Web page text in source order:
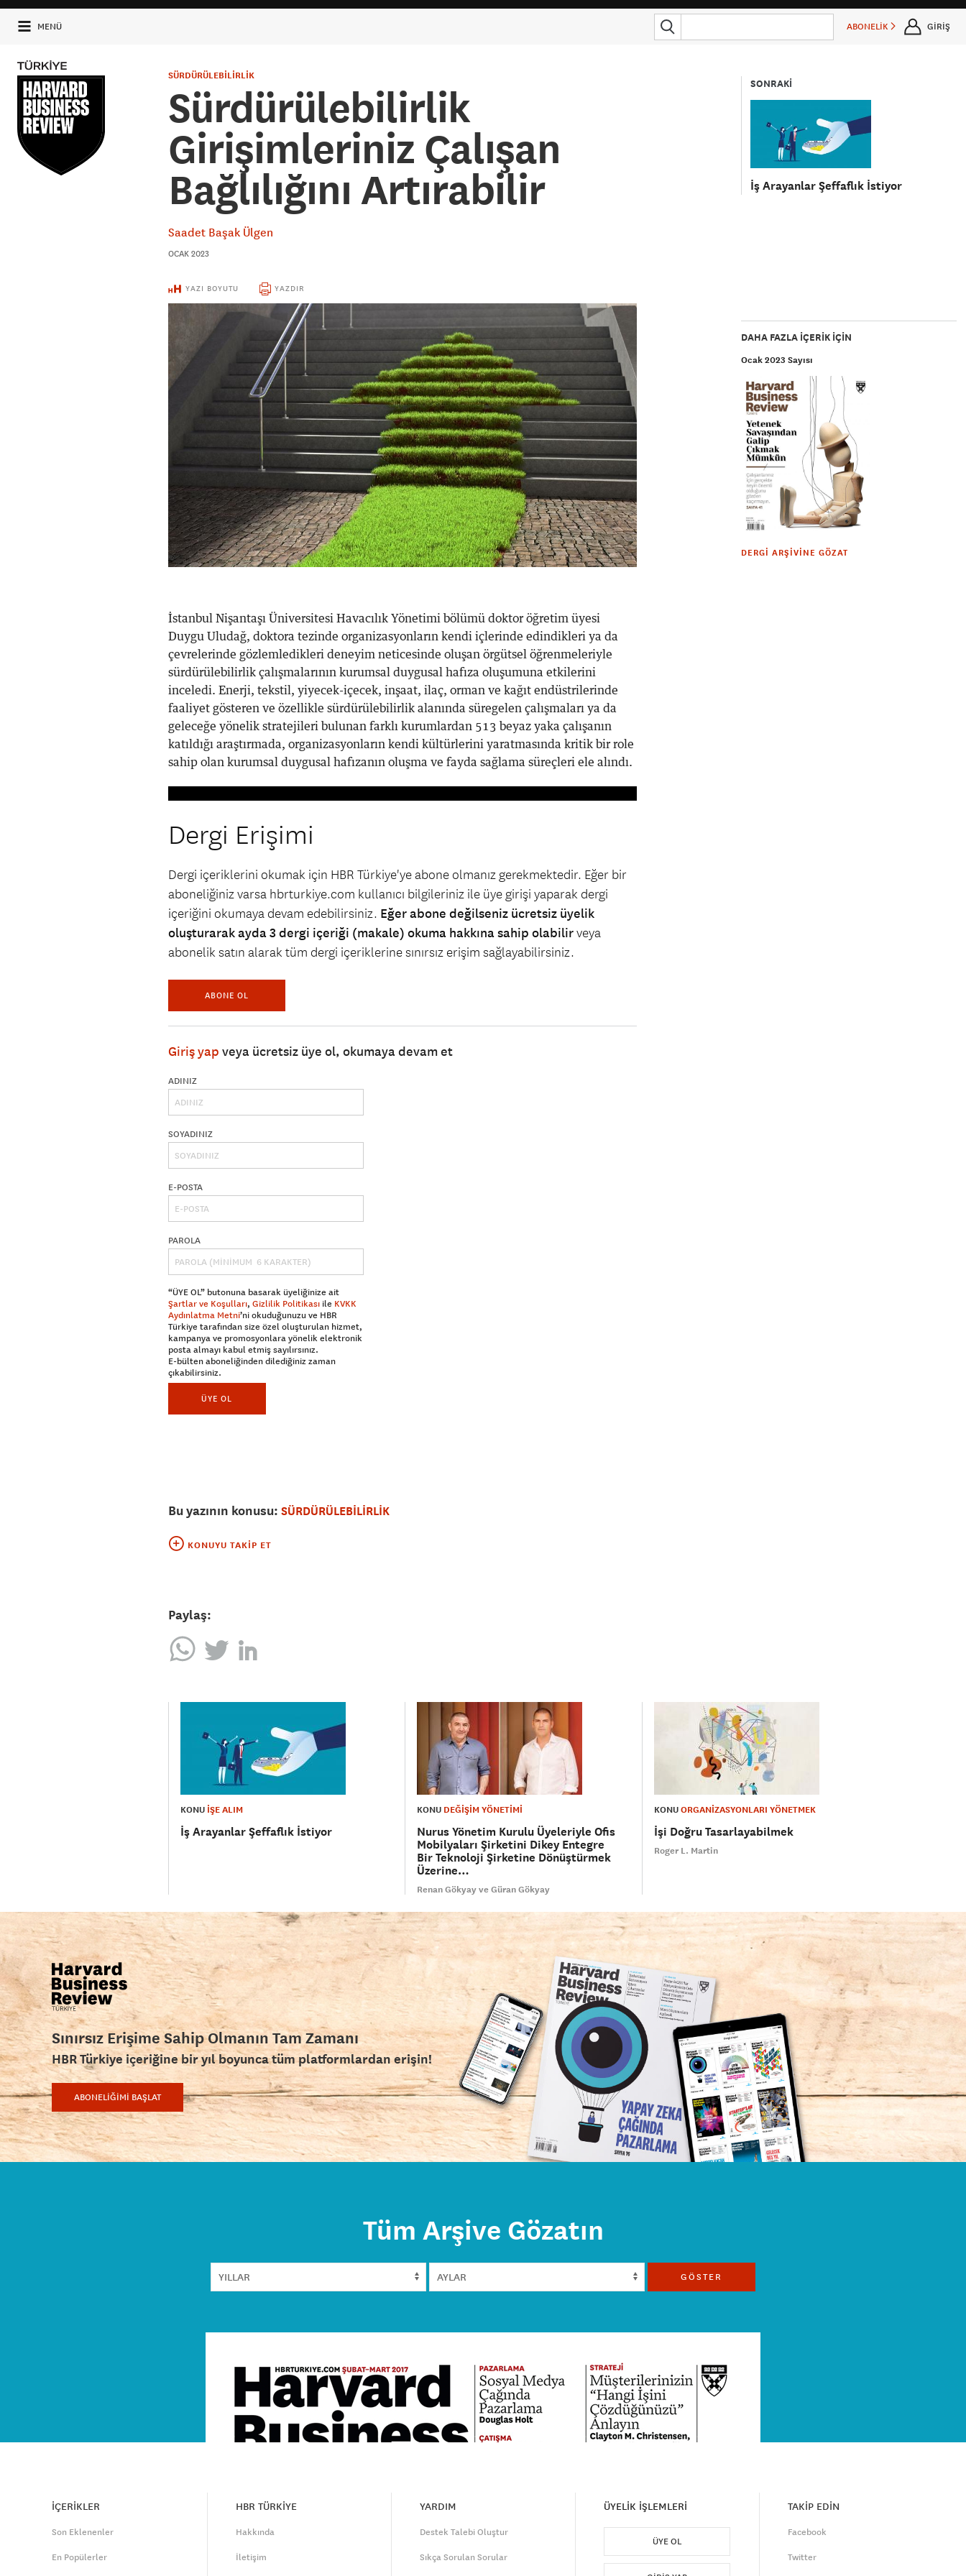
MENÜ ABONELİK GİRİŞ
SONRAKİ
İş Arayanlar Şeffaflık İstiyor
SÜRDÜRÜLEBİLİRLİK
Sürdürülebilirlik
Girişimleriniz Çalışan
Bağlılığını Artırabilir
Saadet Başak Ülgen
OCAK 2023
YAZI BOYUTU YAZDIR
DAHA FAZLA IÇERIK IÇIN
Ocak 2023 Sayısı
DERGI ARŞIVINE GÖZAT
İstanbul Nişantaşı Üniversitesi Havacılık Yönetimi bölümü doktor öğretim üyesi
Duygu Uludağ, doktora tezinde organizasyonların kendi içlerinde edindikleri ya da
çevrelerinde gözlemledikleri deneyim neticesinde oluşan örgütsel öğrenmeleriyle
sürdürülebilirlik çalışmalarının kurumsal duygusal hafıza oluşumuna etkilerini
inceledi. Enerji, tekstil, yiyecek-içecek, inşaat, ilaç, orman ve kağıt endüstrilerinde
faaliyet gösteren ve özellikle sürdürülebilirlik alanında süregelen çalışmaları ya da
geleceğe yönelik stratejileri bulunan farklı kurumlardan 513 beyaz yaka çalışanın
katıldığı araştırmada, organizasyonların kendi kültürlerini yaratmasında kritik bir role
sahip olan kurumsal duygusal hafızanın oluşma ve fayda sağlama süreçleri ele alındı.
Dergi Erişimi
Dergi içeriklerini okumak için HBR Türkiye'ye abone olmanız gerekmektedir. Eğer bir
aboneliğiniz varsa hbrturkiye.com kullanıcı bilgileriniz ile üye girişi yaparak dergi
içeriğini okumaya devam edebilirsiniz. Eğer abone değilseniz ücretsiz üyelik
oluşturarak ayda 3 dergi içeriği (makale) okuma hakkına sahip olabilirveya
abonelik satın alarak tüm dergi içeriklerine sınırsız erişim sağlayabilirsiniz.
ABONE OL
Giriş yap veya ücretsiz üye ol, okumaya devam et
ADINIZ
SOYADINIZ
E-POSTA
PAROLA
“ÜYE OL” butonuna basarak üyeliğinize ait
Şartlar ve Koşulları, Gizlilik Politikası ile KVKK
Aydınlatma Metni’ni okuduğunuzu ve HBR
Türkiye tarafından size özel oluşturulan hizmet,
kampanya ve promosyonlara yönelik elektronik
posta almayı kabul etmiş sayılırsınız.
E-bülten aboneliğinden dilediğiniz zaman
çıkabilirsiniz.
ÜYE OL
Bu yazının konusu: SÜRDÜRÜLEBİLİRLİK
KONUYU TAKIP ET
Paylaş:
KONU İŞE ALIM
İş Arayanlar Şeffaflık İstiyor
KONU DEĞİŞİM YÖNETİMİ
Nurus Yönetim Kurulu Üyeleriyle Ofis
Mobilyaları Şirketini Dikey Entegre
Bir Teknoloji Şirketine Dönüştürmek
Üzerine…
Renan Gökyay ve Güran Gökyay
KONUORGANİZASYONLARI YÖNETMEK
İşi Doğru Tasarlayabilmek
Roger L. Martin
Sınırsız Erişime Sahip Olmanın Tam Zamanı
HBR Türkiye içeriğine bir yıl boyunca tüm platformlardan erişin!
ABONELİĞİMİ BAŞLAT
Tüm Arşive Gözatın
GÖSTER
İÇERİKLER
Son Eklenenler
En Popülerler
HBR TÜRKİYE
Hakkında
İletişim
YARDIM
Destek Talebi Oluştur
Sıkça Sorulan Sorular
ÜYELİK İŞLEMLERİ
ÜYE OL
TAKİP EDİN
Facebook
Twitter